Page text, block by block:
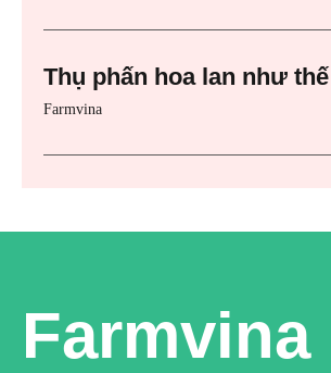
Thụ phấn hoa lan như
Farmvina
Farmvina